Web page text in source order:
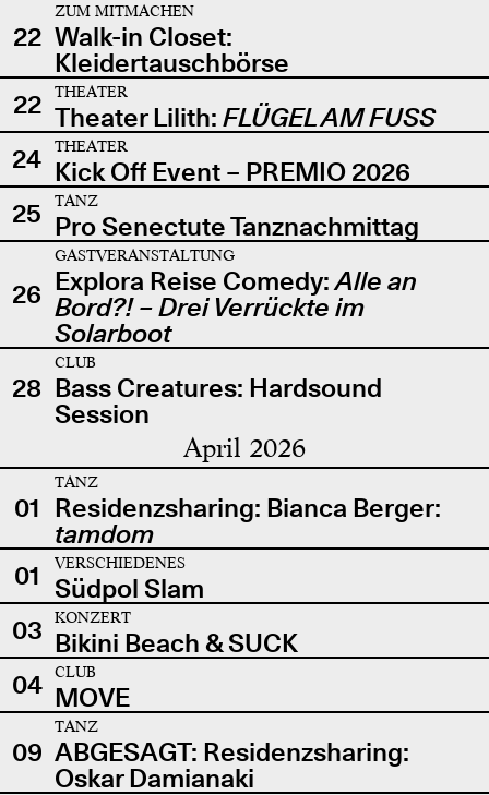
22
ZUM MITMACHEN
Walk-in Closet:
Kleidertauschbörse
22
THEATER
Theater Lilith: FLÜGEL AM FUSS
24
THEATER
Kick Off Event – PREMIO 2026
25
TANZ
Pro Senectute Tanznachmittag
26
GASTVERANSTALTUNG
Explora Reise Comedy:Alle an
Bord?! – Drei Verrückte im
Solarboot
28
CLUB
Bass Creatures: Hardsound
Session
April 2026
01
TANZ
Residenzsharing: Bianca Berger:
tamdom
01
VERSCHIEDENES
Südpol Slam
03
KONZERT
Bikini Beach & SUCK
04
CLUB
MOVE
09
TANZ
ABGESAGT: Residenzsharing:
Oskar Damianaki